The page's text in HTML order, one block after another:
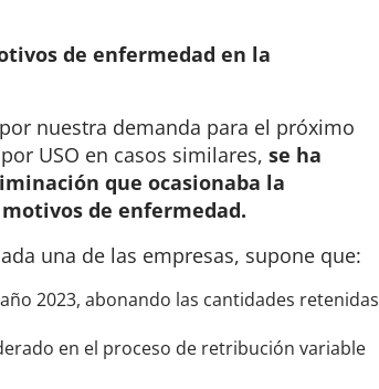
de enfermedad en la
nuestra demanda para el próximo
USO en casos similares, se ha
que ocasionaba la
de enfermedad.
una de las empresas, supone que:
2023, abonando las cantidades retenidas
en el proceso de retribución variable